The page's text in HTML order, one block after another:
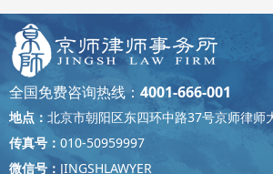
全国免费咨询热线： 4001-666-001
地点： 北京市朝阳区东四环中路37号京师律师
传真号： 010-50959997
微信号： JINGSHLAWYER